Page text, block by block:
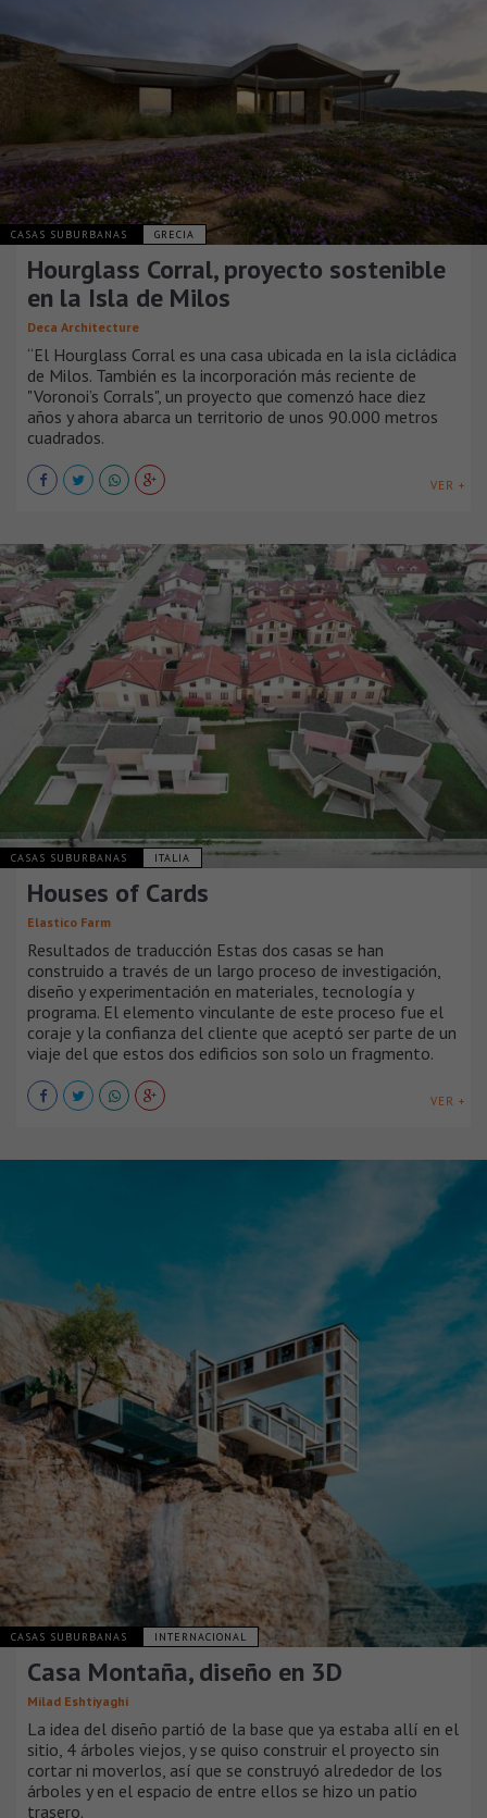
CASAS SUBURBANAS GRECIA
Hourglass Corral, proyecto sostenible
en la Isla de Milos
Deca Architecture
“El Hourglass Corral es una casa ubicada en la isla cicládica
de Milos. También es la incorporación más reciente de
"Voronoi’s Corrals", un proyecto que comenzó hace diez
años y ahora abarca un territorio de unos 90.000 metros
cuadrados.
VER +
CASAS SUBURBANAS ITALIA
Houses of Cards
Elastico Farm
Resultados de traducción Estas dos casas se han
construido a través de un largo proceso de investigación,
diseño y experimentación en materiales, tecnología y
programa. El elemento vinculante de este proceso fue el
coraje y la confianza del cliente que aceptó ser parte de un
viaje del que estos dos edificios son solo un fragmento.
VER +
CASAS SUBURBANAS INTERNACIONAL
Casa Montaña, diseño en 3D
Milad Eshtiyaghi
La idea del diseño partió de la base que ya estaba allí en el
sitio, 4 árboles viejos, y se quiso construir el proyecto sin
cortar ni moverlos, así que se construyó alrededor de los
árboles y en el espacio de entre ellos se hizo un patio
trasero.